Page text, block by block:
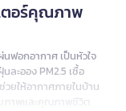
ตอร์คุณภาพ
ฟอกอากาศ เป็นหัวใจ
ะออง PM2.5 เชื้อ
ยให้อากาศภายในบ้าน
ภาพและคุณภาพชีวิต